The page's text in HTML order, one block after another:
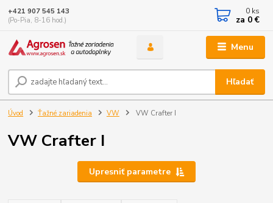
Menu
Hľadať
+421 907 545 143
(Po-Pia, 8-16 hod.)
0 ks
za 0 €
Úvod Ťažné zariadenia VW VW Crafter I
VW Crafter I
Upresniť parametre